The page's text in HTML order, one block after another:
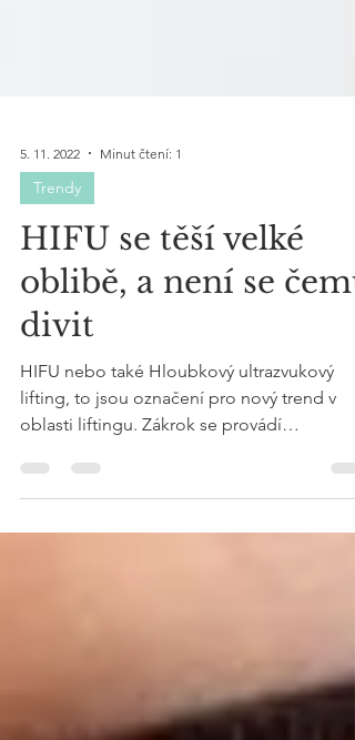
5. 11. 2022
Trendy
HIFU se těší velké
oblibě, a není se čemu
divit
HIFU nebo také Hloubkový ultrazvukový
lifting, to jsou označení pro nový trend v
oblasti liftingu. Zákrok se provádí